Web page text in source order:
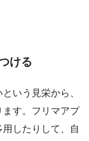
ける
いう見栄から、
す。フリマアプ
したりして、自